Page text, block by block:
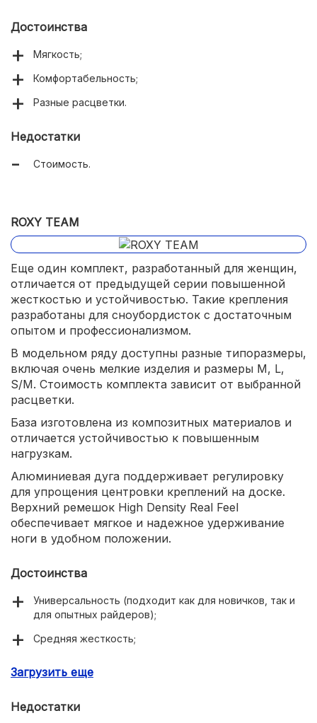
Достоинства
Мягкость;
Комфортабельность;
Разные расцветки.
Недостатки
Стоимость.
ROXY TEAM
Еще один комплект, разработанный для женщин,
отличается от предыдущей серии повышенной
жесткостью и устойчивостью. Такие крепления
разработаны для сноубордисток с достаточным
опытом и профессионализмом.
В модельном ряду доступны разные типоразмеры,
включая очень мелкие изделия и размеры M, L,
S/M. Стоимость комплекта зависит от выбранной
расцветки.
База изготовлена из композитных материалов и
отличается устойчивостью к повышенным
нагрузкам.
Алюминиевая дуга поддерживает регулировку
для упрощения центровки креплений на доске.
Верхний ремешок High Density Real Feel
обеспечивает мягкое и надежное удерживание
ноги в удобном положении.
Достоинства
Универсальность (подходит как для новичков, так и
для опытных райдеров);
Средняя жесткость;
Загрузить еще
Недостатки